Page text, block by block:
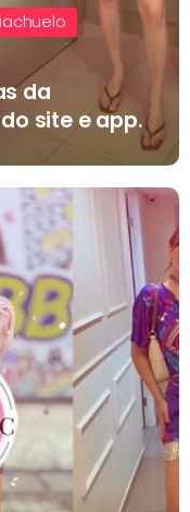
da
site e app.